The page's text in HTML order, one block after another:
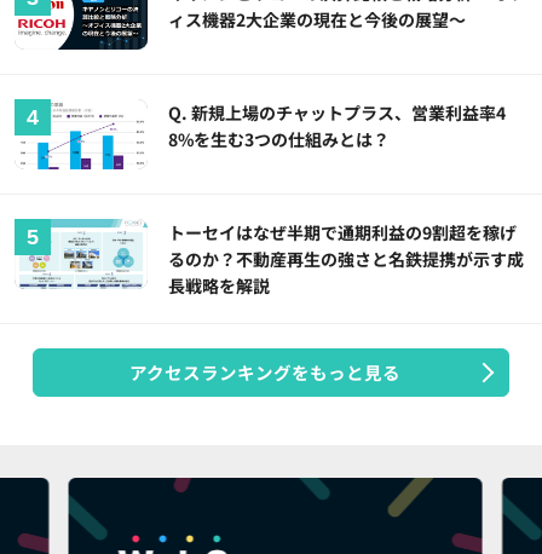
ィス機器2大企業の現在と今後の展望～
Q. 新規上場のチャットプラス、営業利益率4
8%を生む3つの仕組みとは？
トーセイはなぜ半期で通期利益の9割超を稼げ
るのか？不動産再生の強さと名鉄提携が示す成
長戦略を解説
アクセスランキングをもっと見る